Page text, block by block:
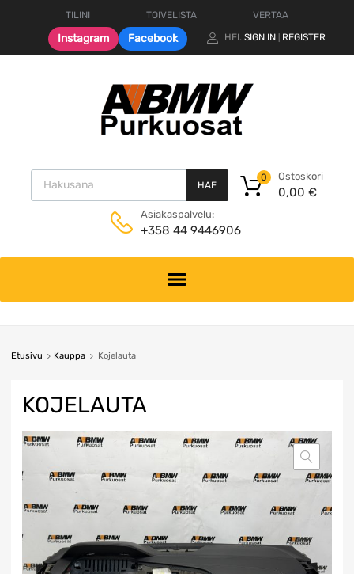
TILINI TOIVELISTA VERTAA
Instagram Facebook HEI. SIGN IN REGISTER
Products search
HAE
Ostoskori
0,00 €
0
Asiakaspalvelu:
+358 44 9446906
content
Etusivu Kauppa Kojelauta
KOJELAUTA